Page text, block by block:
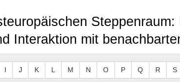
Interaktion mit
I J K L M N O P Q R S